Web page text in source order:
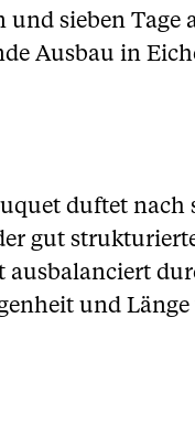
sieben Tage
Ausbau in
duftet
gut
und